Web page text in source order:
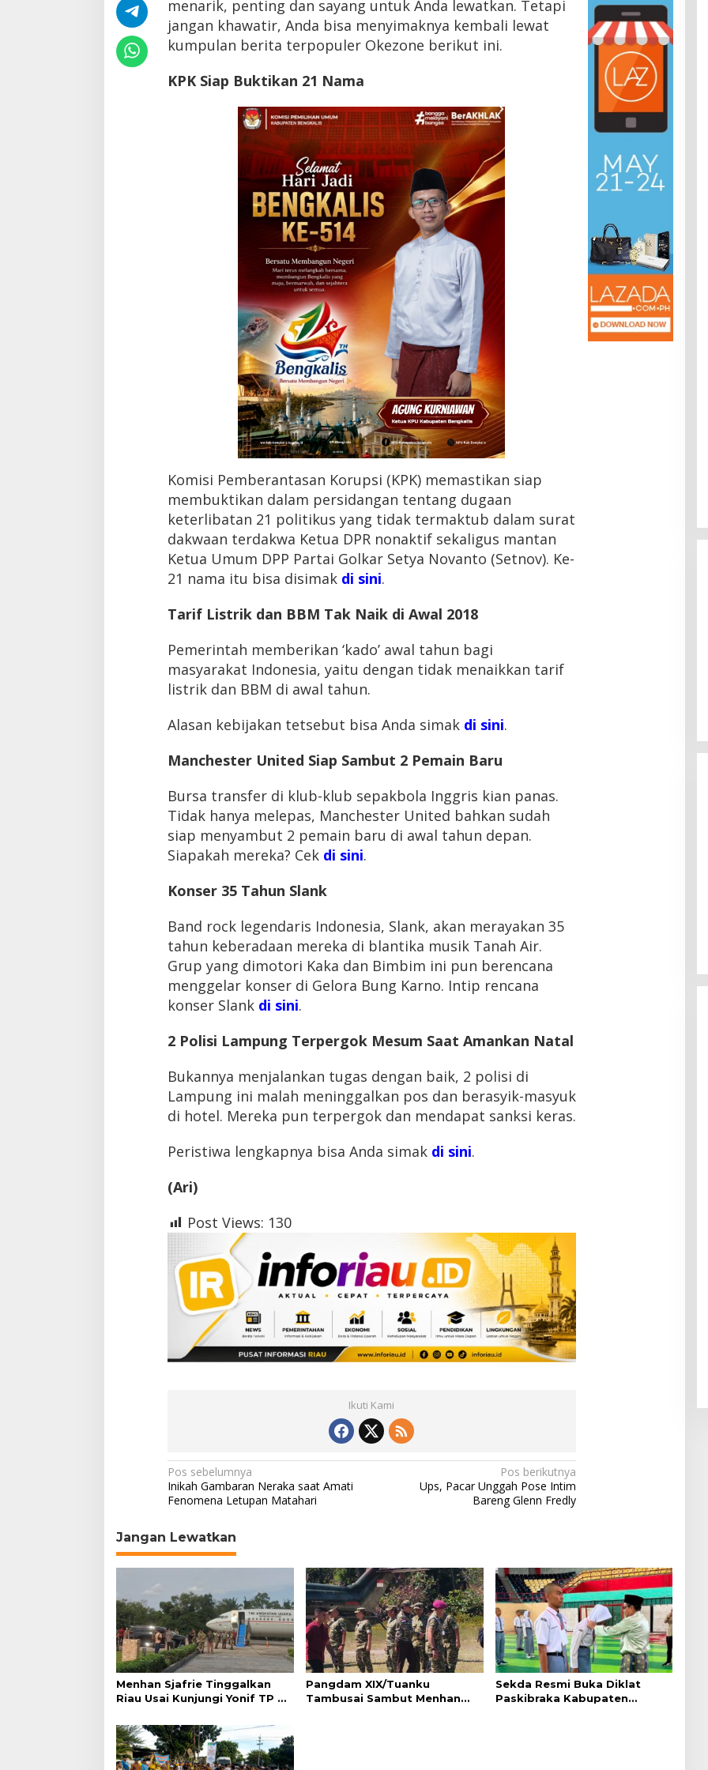
a
,
a
i
i
L
a
m
p
u
n
g
s
m
a
a
J
a
a
a
t
a
l
menarik, penting dan sayang untuk Anda lewatkan. Tetapi
jangan khawatir, Anda bisa menyimaknya kembali lewat
kumpulan berita terpopuler Okezone berikut ini.
KPK Siap Buktikan 21 Nama
Komisi Pemberantasan Korupsi (KPK) memastikan siap
membuktikan dalam persidangan tentang dugaan
keterlibatan 21 politikus yang tidak termaktub dalam surat
dakwaan terdakwa Ketua DPR nonaktif sekaligus mantan
Ketua Umum DPP Partai Golkar Setya Novanto (Setnov). Ke-
21 nama itu bisa disimak di sini.
Tarif Listrik dan BBM Tak Naik di Awal 2018
Pemerintah memberikan ‘kado’ awal tahun bagi
masyarakat Indonesia, yaitu dengan tidak menaikkan tarif
listrik dan BBM di awal tahun.
Alasan kebijakan tetsebut bisa Anda simak di sini.
Manchester United Siap Sambut 2 Pemain Baru
Bursa transfer di klub-klub sepakbola Inggris kian panas.
Tidak hanya melepas, Manchester United bahkan sudah
siap menyambut 2 pemain baru di awal tahun depan.
Siapakah mereka? Cek di sini.
Konser 35 Tahun Slank
Band rock legendaris Indonesia, Slank, akan merayakan 35
tahun keberadaan mereka di blantika musik Tanah Air.
Grup yang dimotori Kaka dan Bimbim ini pun berencana
menggelar konser di Gelora Bung Karno. Intip rencana
konser Slank di sini.
2 Polisi Lampung Terpergok Mesum Saat Amankan Natal
Bukannya menjalankan tugas dengan baik, 2 polisi di
Lampung ini malah meninggalkan pos dan berasyik-masyuk
di hotel. Mereka pun terpergok dan mendapat sanksi keras.
Peristiwa lengkapnya bisa Anda simak di sini.
(Ari)
Post Views: 130
Ikuti Kami
N
a
i
g
s
i
p
o
s
Pos sebelumnya
Inikah Gambaran Neraka saat Amati
Fenomena Letupan Matahari
Pos berikutnya
Ups, Pacar Unggah Pose Intim
Bareng Glenn Fredly
Jangan Lewatkan
Menhan Sjafrie Tinggalkan
Riau Usai Kunjungi Yonif TP di
Tambusai
Pangdam XIX/Tuanku
Tambusai Sambut Menhan
Sekda Resmi Buka Diklat
Paskibraka Kabupaten
HMI Pelalawan “Semprot”
DPRD, Soroti Pengawasan